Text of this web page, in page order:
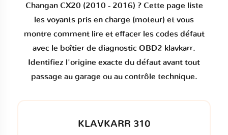
Changan CX20 (2010 - 2016) ? Cette page liste
les voyants pris en charge (moteur) et vous
montre comment lire et effacer les codes défaut
avec le boîtier de diagnostic OBD2 klavkarr.
Identifiez l'origine exacte du défaut avant tout
passage au garage ou au contrôle technique.
KLAVKARR 310